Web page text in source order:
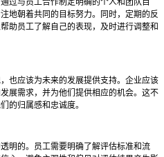
过与员工合作制定明确的个人和团队目
地朝着共同的目标努力。同时，定期的反
助员工了解自己的表现，及时进行调整和
也应该为未来的发展提供支持。企业应该
展需求，并为他们提供相应的机会。这不
的归属感和忠诚度。
明的。员工需要明确了解评估标准和流